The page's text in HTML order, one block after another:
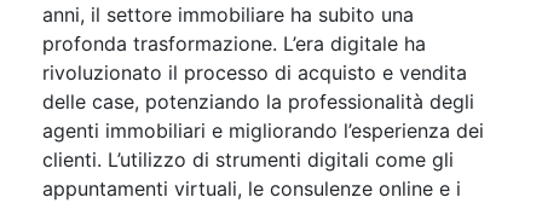
anni, il settore immobiliare ha subito una
profonda trasformazione. L’era digitale ha
rivoluzionato il processo di acquisto e vendita
delle case, potenziando la professionalità degli
agenti immobiliari e migliorando l’esperienza dei
clienti. L’utilizzo di strumenti digitali come gli
appuntamenti virtuali, le consulenze online e i